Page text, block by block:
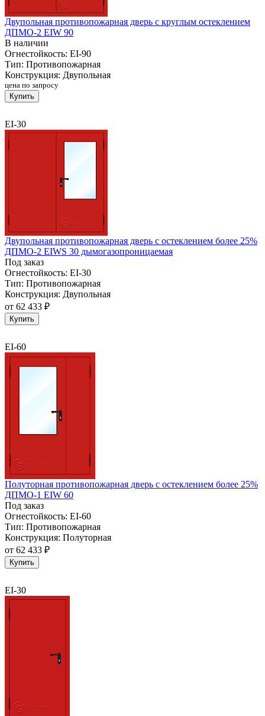
Двупольная противопожарная дверь с круглым остеклением
ДПМО-2 EIW 90
В наличии
Огнестойкость: EI-90
Тип: Противопожарная
Конструкция: Двупольная
цена по запросу
Купить
EI-30
Двупольная противопожарная дверь с остеклением более 25%
ДПМО-2 EIWS 30 дымогазопроницаемая
Под заказ
Огнестойкость: EI-30
Тип: Противопожарная
Конструкция: Двупольная
от 62 433 ₽
Купить
EI-60
Полуторная противопожарная дверь с остеклением более 25%
ДПМО-1 EIW 60
Под заказ
Огнестойкость: EI-60
Тип: Противопожарная
Конструкция: Полуторная
от 62 433 ₽
Купить
EI-30